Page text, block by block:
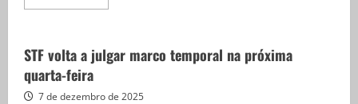
more
apresenta
filmes
pela
STF volta a julgar marco temporal na próxima
quarta-feira
7 de dezembro de 2025